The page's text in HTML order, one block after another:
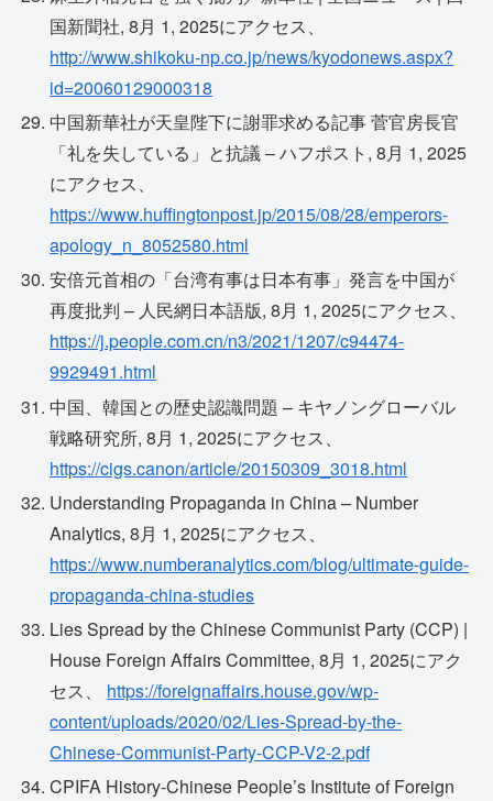
国新聞社, 8月 1, 2025にアクセス、
http://www.shikoku-np.co.jp/news/kyodonews.aspx?
id=20060129000318
中国新華社が天皇陛下に謝罪求める記事 菅官房長官
「礼を失している」と抗議 – ハフポスト, 8月 1, 2025
にアクセス、
https://www.huffingtonpost.jp/2015/08/28/emperors-
apology_n_8052580.html
安倍元首相の「台湾有事は日本有事」発言を中国が
再度批判 – 人民網日本語版, 8月 1, 2025にアクセス、
https://j.people.com.cn/n3/2021/1207/c94474-
9929491.html
中国、韓国との歴史認識問題 – キヤノングローバル
戦略研究所, 8月 1, 2025にアクセス、
https://cigs.canon/article/20150309_3018.html
Understanding Propaganda in China – Number
Analytics, 8月 1, 2025にアクセス、
https://www.numberanalytics.com/blog/ultimate-guide-
propaganda-china-studies
Lies Spread by the Chinese Communist Party (CCP) |
House Foreign Affairs Committee, 8月 1, 2025にアク
セス、 https://foreignaffairs.house.gov/wp-
content/uploads/2020/02/Lies-Spread-by-the-
Chinese-Communist-Party-CCP-V2-2.pdf
CPIFA History-Chinese People’s Institute of Foreign